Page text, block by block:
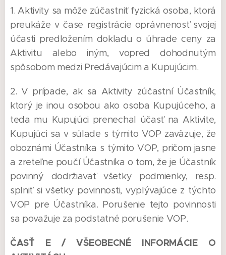
1. Aktivity sa môže zúčastniť fyzická osoba, ktorá
preukáže v čase registrácie oprávnenosť svojej
účasti predložením dokladu o úhrade ceny za
Aktivitu alebo iným, vopred dohodnutým
spôsobom medzi Predávajúcim a Kupujúcim.
2. V prípade, ak sa Aktivity zúčastní Účastník,
ktorý je inou osobou ako osoba Kupujúceho, a
teda mu Kupujúci prenechal účasť na Aktivite,
Kupujúci sa v súlade s týmito VOP zaväzuje, že
oboznámi Účastníka s týmito VOP, pričom jasne
a zreteľne poučí Účastníka o tom, že je Účastník
povinný dodržiavať všetky podmienky, resp.
splniť si všetky povinnosti, vyplývajúce z týchto
VOP pre Účastníka. Porušenie tejto povinnosti
sa považuje za podstatné porušenie VOP.
ČASŤ E / VŠEOBECNÉ INFORMÁCIE O